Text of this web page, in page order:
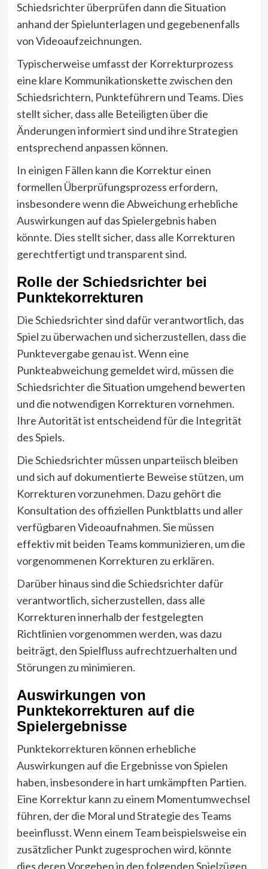
Schiedsrichter überprüfen dann die Situation
anhand der Spielunterlagen und gegebenenfalls
von Videoaufzeichnungen.
Typischerweise umfasst der Korrekturprozess
eine klare Kommunikationskette zwischen den
Schiedsrichtern, Punkteführern und Teams. Dies
stellt sicher, dass alle Beteiligten über die
Änderungen informiert sind und ihre Strategien
entsprechend anpassen können.
In einigen Fällen kann die Korrektur einen
formellen Überprüfungsprozess erfordern,
insbesondere wenn die Abweichung erhebliche
Auswirkungen auf das Spielergebnis haben
könnte. Dies stellt sicher, dass alle Korrekturen
gerechtfertigt und transparent sind.
Rolle der Schiedsrichter bei
Punktekorrekturen
Die Schiedsrichter sind dafür verantwortlich, das
Spiel zu überwachen und sicherzustellen, dass die
Punktevergabe genau ist. Wenn eine
Punkteabweichung gemeldet wird, müssen die
Schiedsrichter die Situation umgehend bewerten
und die notwendigen Korrekturen vornehmen.
Ihre Autorität ist entscheidend für die Integrität
des Spiels.
Die Schiedsrichter müssen unparteiisch bleiben
und sich auf dokumentierte Beweise stützen, um
Korrekturen vorzunehmen. Dazu gehört die
Konsultation des offiziellen Punktblatts und aller
verfügbaren Videoaufnahmen. Sie müssen
effektiv mit beiden Teams kommunizieren, um die
vorgenommenen Korrekturen zu erklären.
Darüber hinaus sind die Schiedsrichter dafür
verantwortlich, sicherzustellen, dass alle
Korrekturen innerhalb der festgelegten
Richtlinien vorgenommen werden, was dazu
beiträgt, den Spielfluss aufrechtzuerhalten und
Störungen zu minimieren.
Auswirkungen von
Punktekorrekturen auf die
Spielergebnisse
Punktekorrekturen können erhebliche
Auswirkungen auf die Ergebnisse von Spielen
haben, insbesondere in hart umkämpften Partien.
Eine Korrektur kann zu einem Momentumwechsel
führen, der die Moral und Strategie des Teams
beeinflusst. Wenn einem Team beispielsweise ein
zusätzlicher Punkt zugesprochen wird, könnte
dies deren Vorgehen in den folgenden Spielzügen